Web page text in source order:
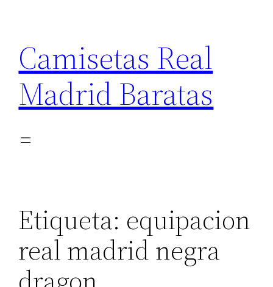
contenido
Camisetas Real
Madrid Baratas
Etiqueta: equipacion
real madrid negra